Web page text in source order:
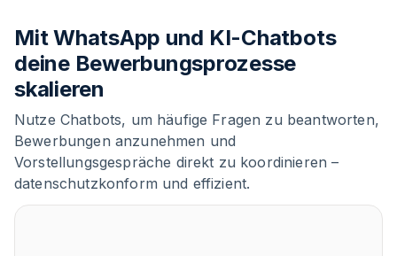
Mit WhatsApp und KI-Chatbots
deine Bewerbungsprozesse
skalieren
Nutze Chatbots, um häufige Fragen zu beantworten,
Bewerbungen anzunehmen und
Vorstellungsgespräche direkt zu koordinieren –
datenschutzkonform und effizient.